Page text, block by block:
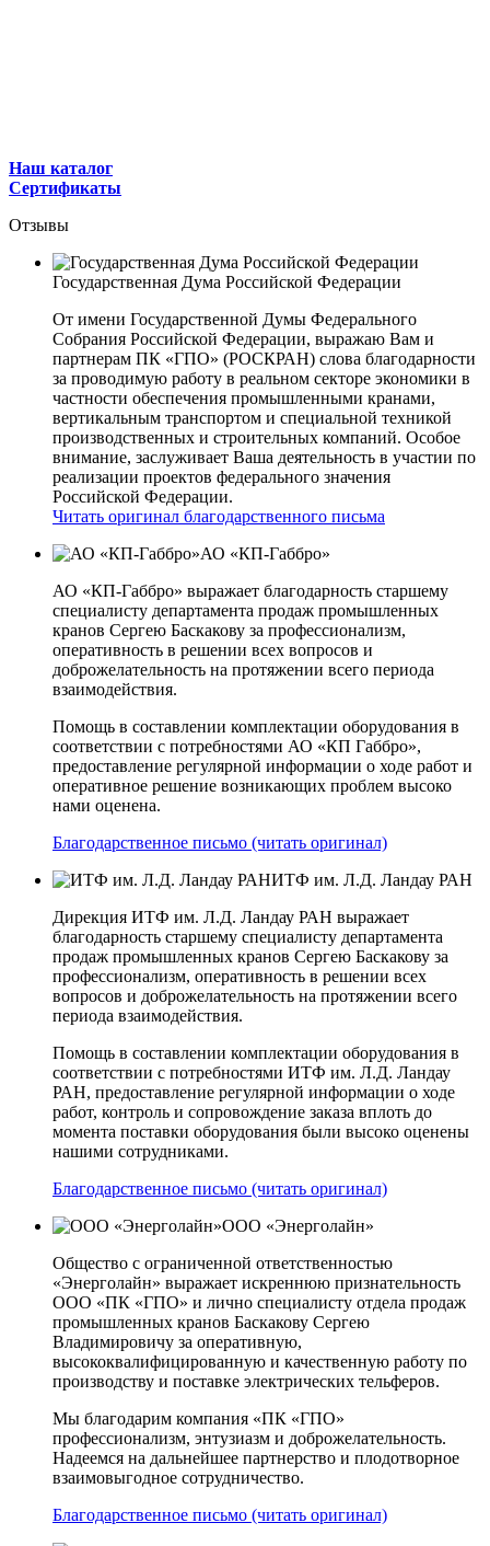
Наш каталог
Сертификаты
Отзывы
Государственная Дума Российской Федерации
От имени Государственной Думы Федерального
Собрания Российской Федерации, выражаю Вам и
партнерам ПК «ГПО» (РОСКРАН) слова благодарности
за проводимую работу в реальном секторе экономики в
частности обеспечения промышленными кранами,
вертикальным транспортом и специальной техникой
производственных и строительных компаний. Особое
внимание, заслуживает Ваша деятельность в участии по
реализации проектов федерального значения
Российской Федерации.
Читать оригинал благодарственного письма
АО «КП-Габбро»
АО «КП-Габбро» выражает благодарность старшему
специалисту департамента продаж промышленных
кранов Сергею Баскакову за профессионализм,
оперативность в решении всех вопросов и
доброжелательность на протяжении всего периода
взаимодействия.
Помощь в составлении комплектации оборудования в
соответствии с потребностями АО «КП­ Габбро»,
предоставление регулярной информации о ходе работ и
оперативное решение возникающих проблем высоко
нами оценена.
Благодарственное письмо (читать оригинал)
ИТФ им. Л.Д. Ландау РАН
Дирекция ИТФ им. Л.Д. Ландау РАН выражает
благодарность старшему специалисту департамента
продаж промышленных кранов Сергею Баскакову за
профессионализм, оперативность в решении всех
вопросов и доброжелательность на протяжении всего
периода взаимодействия.
Помощь в составлении комплектации оборудования в
соответствии с потребностями ИТФ им. Л.Д. Ландау
РАН, предоставление регулярной информации о ходе
работ, контроль и сопровождение заказа вплоть до
момента поставки оборудования были высоко оценены
нашими сотрудниками.
Благодарственное письмо (читать оригинал)
ООО «Энерголайн»
Общество с ограниченной ответственностью
«Энерголайн» выражает искреннюю признательность
ООО «ПК «ГПО» и лично специалисту отдела продаж
промышленных кранов Баскакову Сергею
Владимировичу за оперативную,
высококвалифицированную и качественную работу по
производству и поставке электрических тельферов.
Мы благодарим компания «ПК «ГПО»
профессионализм, энтузиазм и доброжелательность.
Надеемся на дальнейшее партнерство и плодотворное
взаимовыгодное сотрудничество.
Благодарственное письмо (читать оригинал)